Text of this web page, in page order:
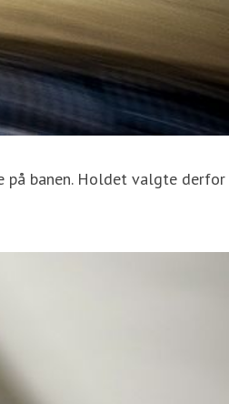
banen. Holdet valgte derfor